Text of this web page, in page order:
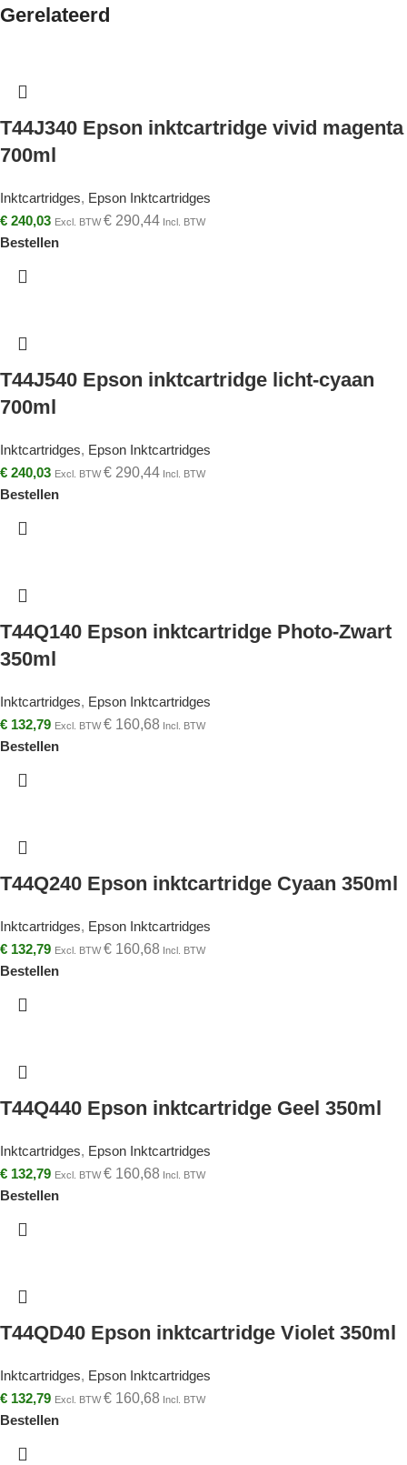
Gerelateerd
T44J340 Epson inktcartridge vivid magenta
700ml
Inktcartridges, Epson Inktcartridges
€ 240,03 Excl. BTW€ 290,44 Incl. BTW
Bestellen
T44J540 Epson inktcartridge licht-cyaan
700ml
Inktcartridges, Epson Inktcartridges
€ 240,03 Excl. BTW€ 290,44 Incl. BTW
Bestellen
T44Q140 Epson inktcartridge Photo-Zwart
350ml
Inktcartridges, Epson Inktcartridges
€ 132,79 Excl. BTW€ 160,68 Incl. BTW
Bestellen
T44Q240 Epson inktcartridge Cyaan 350ml
Inktcartridges, Epson Inktcartridges
€ 132,79 Excl. BTW€ 160,68 Incl. BTW
Bestellen
T44Q440 Epson inktcartridge Geel 350ml
Inktcartridges, Epson Inktcartridges
€ 132,79 Excl. BTW€ 160,68 Incl. BTW
Bestellen
T44QD40 Epson inktcartridge Violet 350ml
Inktcartridges, Epson Inktcartridges
€ 132,79 Excl. BTW€ 160,68 Incl. BTW
Bestellen